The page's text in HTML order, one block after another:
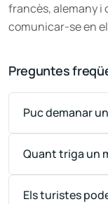
francès, alemany i
comunicar-se en
Preguntes
Puc demanar
Quant triga un
Els turistes